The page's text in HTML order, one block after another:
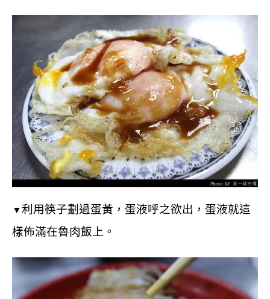
▼利用筷子劃過蛋黃，蛋液呼之欲出， 蛋液就這
樣佈滿在魯肉飯上。